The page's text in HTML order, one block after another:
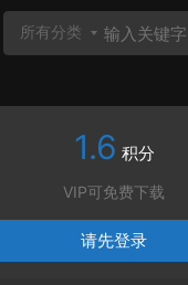
所有分类
1.6 积分
VIP可免费下载
请先登录